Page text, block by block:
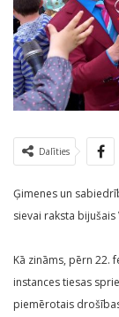
Dalīties
Ģimenes un
sievai raksta
Kā zināms, pērn 22.
instances tiesas
piemērotais